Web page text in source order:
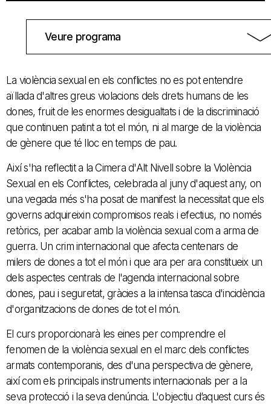
Veure programa
La violència sexual en els conflictes no es pot entendre
aïllada d'altres greus violacions dels drets humans de les
dones, fruit de les enormes desigualtats i de la discriminació
que continuen patint a tot el món, ni al marge de la violència
de gènere que té lloc en temps de pau.
Així s'ha reflectit a la Cimera d'Alt Nivell sobre la Violència
Sexual en els Conflictes, celebrada al juny d'aquest any, on
una vegada més s'ha posat de manifest la necessitat que els
governs adquireixin compromisos reals i efectius, no només
retòrics, per acabar amb la violència sexual com a arma de
guerra. Un crim internacional que afecta centenars de
milers de dones a tot el món i que ara per ara constitueix un
dels aspectes centrals de l'agenda internacional sobre
dones, pau i seguretat, gràcies a la intensa tasca d'incidència
d'organitzacions de dones de tot el món.
El curs proporcionarà les eines per comprendre el
fenomen de la violència sexual en el marc dels conflictes
armats contemporanis, des d'una perspectiva de gènere,
així com els principals instruments internacionals per a la
seva protecció i la seva denúncia. L'objectiu d’aquest curs és